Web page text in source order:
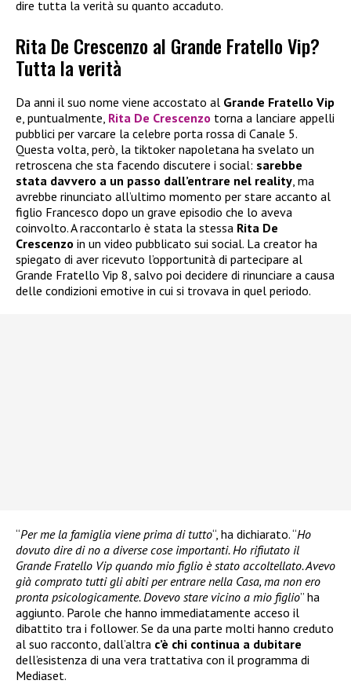
dire tutta la verità su quanto accaduto.
Rita De Crescenzo al Grande Fratello Vip?
Tutta la verità
Da anni il suo nome viene accostato al Grande Fratello Vip
e, puntualmente, Rita De Crescenzo torna a lanciare appelli
pubblici per varcare la celebre porta rossa di Canale 5.
Questa volta, però, la tiktoker napoletana ha svelato un
retroscena che sta facendo discutere i social: sarebbe
stata davvero a un passo dall’entrare nel reality , ma
avrebbe rinunciato all’ultimo momento per stare accanto al
figlio Francesco dopo un grave episodio che lo aveva
coinvolto. A raccontarlo è stata la stessa Rita De
Crescenzo in un video pubblicato sui social. La creator ha
spiegato di aver ricevuto l’opportunità di partecipare al
Grande Fratello Vip 8, salvo poi decidere di rinunciare a causa
delle condizioni emotive in cui si trovava in quel periodo.
“Per me la famiglia viene prima di tutto“, ha dichiarato. “Ho
dovuto dire di no a diverse cose importanti. Ho rifiutato il
Grande Fratello Vip quando mio figlio è stato accoltellato. Avevo
già comprato tutti gli abiti per entrare nella Casa, ma non ero
pronta psicologicamente. Dovevo stare vicino a mio figlio” ha
aggiunto. Parole che hanno immediatamente acceso il
dibattito tra i follower. Se da una parte molti hanno creduto
al suo racconto, dall’altra c’è chi continua a dubitare
dell’esistenza di una vera trattativa con il programma di
Mediaset.